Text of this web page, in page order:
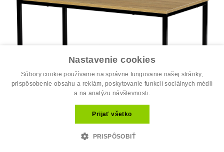
Nastavenie cookies
Súbory cookie používame na správne fungovanie našej stránky,
prispôsobenie obsahu a reklám, poskytovanie funkcií sociálnych médií
a na analýzu návštevnosti.
Prijať všetko
PRISPÔSOBIŤ